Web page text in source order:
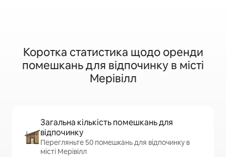
Коротка статистика щодо оренди
помешкань для відпочинку в місті
Мерівілл
Загальна кількість помешкань для
відпочинку
Перегляньте 50 помешкань для відпочинку в
місті Мерівілл